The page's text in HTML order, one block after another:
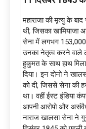
महाराजा की मृत्यु के बाद
थी, जिसका
सेना में लगभग
उनका नेतृत्व करने वाले
हुकुमत के साथ हाथ
दिया। इन दोनो ने
को दी, जिससे सेना की
था। वहीं ईस्ट इंडिया
आपनी आरोपो और
नाराज खालसा सेना ने